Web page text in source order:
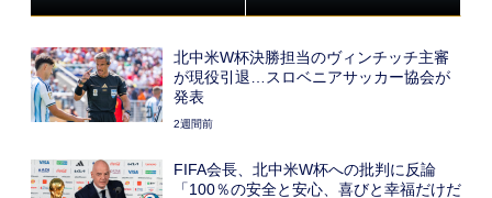
北中米W杯決勝担当のヴィンチッチ主審
が現役引退…スロベニアサッカー協会が
発表
2週間前
FIFA会長、北中米W杯への批判に反論
「100％の安全と安心、喜びと幸福だけだ